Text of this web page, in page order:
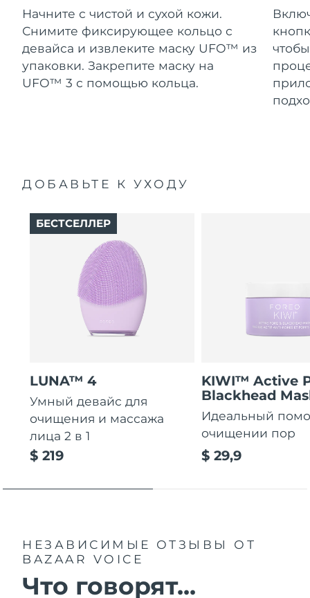
Начните с чистой и сухой кожи.
Снимите фиксирующее кольцо с
девайса и извлеките маску UFO™ из
упаковки. Закрепите маску на
UFO™ 3 с помощью кольца.
ДОБАВЬТЕ К УХОДУ
LUNA™ 4
Умный девайс для
очищения и массажа
лица 2 в 1
$ 219
БЕСТСЕЛЛЕР
KIWI™ Active
Blackhead
Идеальный
очищении пор
$ 29,9
НЕЗАВИСИМЫЕ ОТЗЫВЫ
ОТ
BAZAAR VOICE
Что говорят...